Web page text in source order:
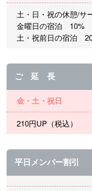
土・日・祝の休憩/
金曜日の宿泊 10%
土・祝前日の宿泊
ご 延 長
金・土・祝日
210円UP（税込）
平日メンバー割引